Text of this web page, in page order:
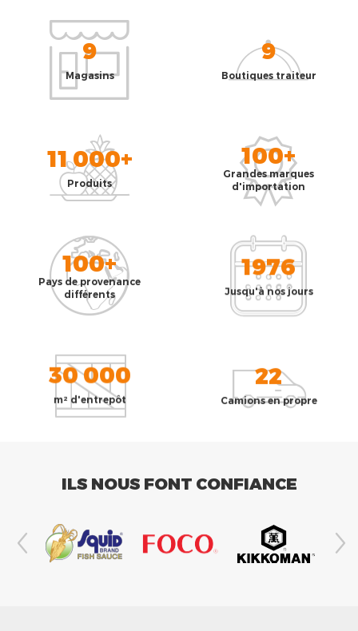
9
Magasins
9
Boutiques traiteur
11 000+
Produits
100+
Grandes marques
d'importation
100+
Pays de provenance
différents
1976
Jusqu'à nos jours
30 000
m² d'entrepôt
22
Camions en propre
ILS NOUS FONT CONFIANCE